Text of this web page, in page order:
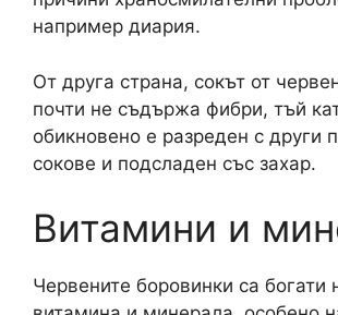
например диария.
От друга страна, сокът от
почти не съдържа фибри, тъй
обикновено е разреден с други
сокове и подсладен със захар.
Витамини и
Червените боровинки са богати